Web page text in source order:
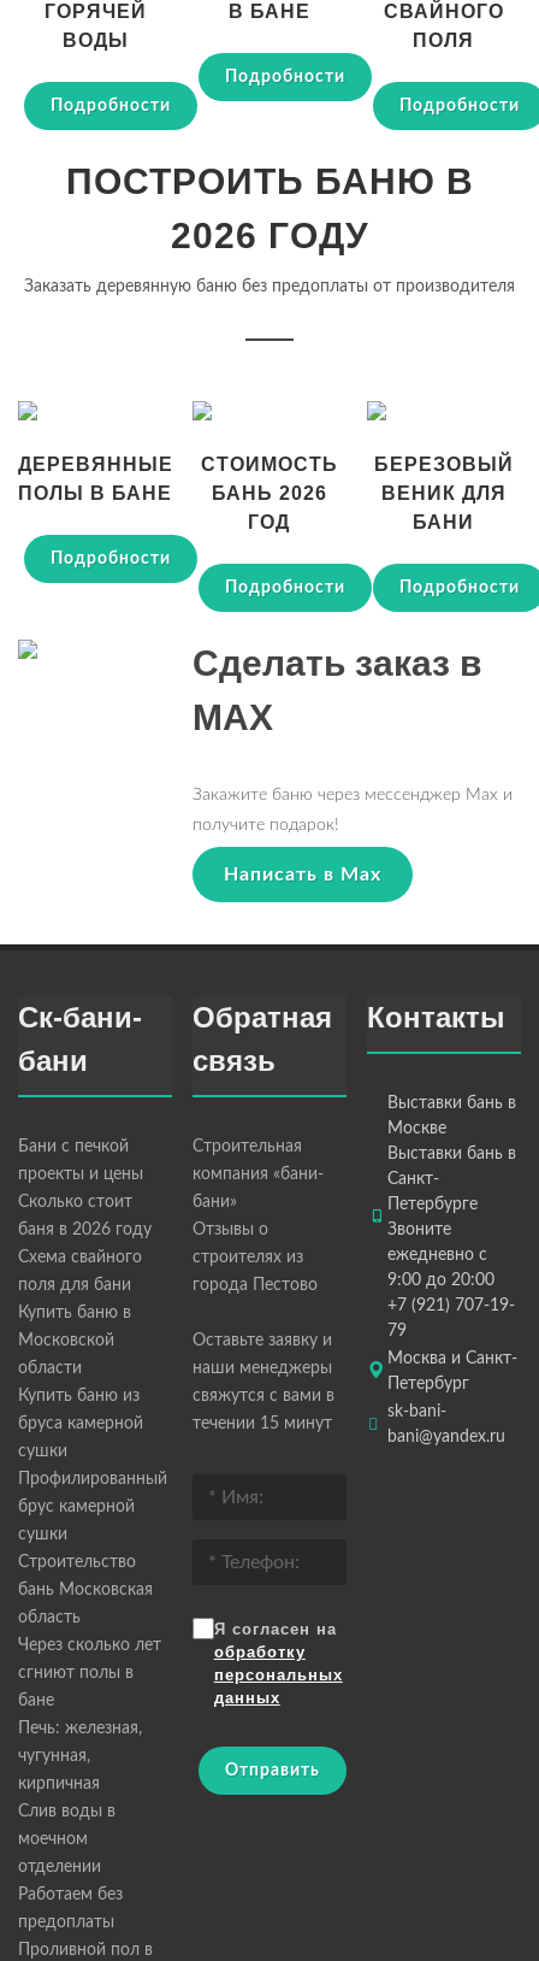
ГОРЯЧЕЙ
ВОДЫ
Подробности
В БАНЕ
Подробности
СВАЙНОГО
ПОЛЯ
Подробности
ПОСТРОИТЬ БАНЮ В
2026 ГОДУ
Заказать деревянную баню без предоплаты от производителя
ДЕРЕВЯННЫЕ
ПОЛЫ В БАНЕ
Подробности
СТОИМОСТЬ
БАНЬ 2026
ГОД
Подробности
БЕРЕЗОВЫЙ
ВЕНИК ДЛЯ
БАНИ
Подробности
Сделать заказ в
MAX
Закажите баню через мессенджер Max и
получите подарок!
Написать в Max
Ск-бани-
бани
Бани с печкой
проекты и цены
Сколько стоит
баня в 2026 году
Схема свайного
поля для бани
Купить баню в
Московской
области
Купить баню из
бруса камерной
сушки
Профилированный
брус камерной
сушки
Строительство
бань Московская
область
Через сколько лет
сгниют полы в
бане
Печь: железная,
чугунная,
кирпичная
Слив воды в
моечном
отделении
Работаем без
предоплаты
Проливной пол в
Обратная
связь
Строительная
компания «бани-
бани»
Отзывы о
строителях из
города Пестово
Оставьте заявку и
наши менеджеры
свяжутся с вами в
течении 15 минут
Я согласен на
обработку
персональных
данных
Отправить
Контакты
Выставки бань в
Москве
Выставки бань в
Санкт-
Петербурге
Звоните
ежедневно с
9:00 до 20:00
+7 (921) 707-19-
79
Москва и Санкт-
Петербург
sk-bani-
bani@yandex.ru